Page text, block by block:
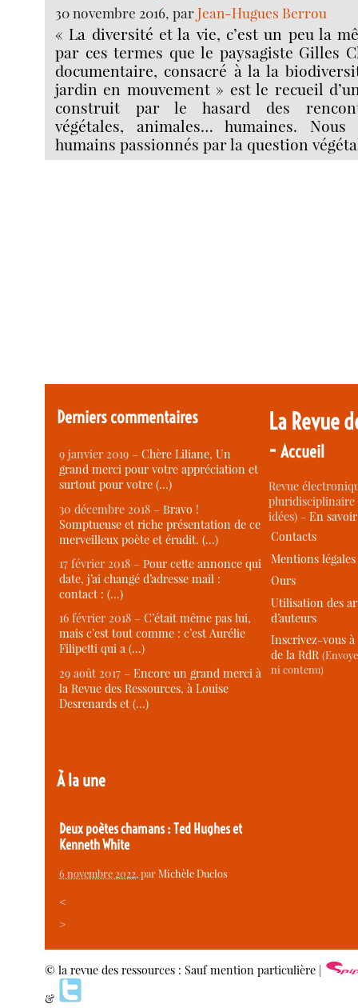
30 novembre 2016, parJean-Hugues Berrou
« La diversité et la vie, c’est un peu la
par ces termes que le paysagiste Gilles
documentaire, consacré à la la
jardin en mouvement » est le recueil
construit par le hasard des
végétales, animales… humaines.
humains passionnés par la question
Derniers commentaires
9 janvier 2019 –Chère Liliane, Un
grand merci pour votre appréciation et
surtout pour votre (…)
30 décembre 2018 –Bravo !
Somptueuse et riche présentation de ce
merveilleux poète et érudit. (…)
17 février 2018 –Pour cette annonce qui
date, j’ai changé d’adresse mail :
contact : (…)
16 février 2018 –C’était même pas lui,
mais c’est tout comme : c’est Aurélie
Filipetti qui a (…)
29 août 2017 –Encore un grand merci à
la Revue des Ressources, à Louise
Desrenards et (…)
À la une
Deux poètes chamans : Ted Hughes et
Kenneth White
6 novembre 2022, parMichèle Duclos
<
>
La Revue
-Accueil
Revue
idées) -En
Contacts
Mentions légales
Ours
Utilisation des
d’auteurs
Inscrivez-vous
de la RdR
ni contenu)
© la revue des ressources : Sauf mention particulière |
&